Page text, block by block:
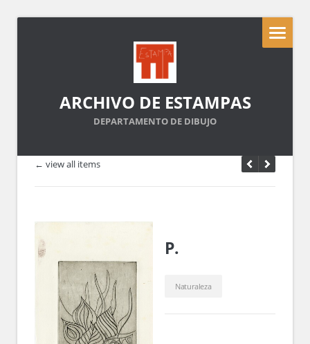
ARCHIVO DE ESTAMPAS
DEPARTAMENTO DE DIBUJO
← view all items
P.
Naturaleza